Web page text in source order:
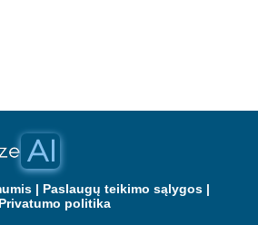
| Paslaugų teikimo sąlygos|
Privatumo politika